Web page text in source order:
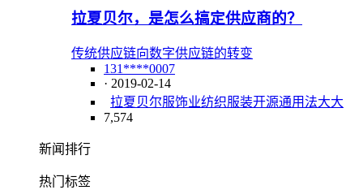
拉夏贝尔，是怎么搞定供应商的？
传统供应链向数字供应链的转变
131****0007
· 2019-02-14
拉夏贝尔服饰业纺织服装开源通用法大大
7,574
新闻排行
热门标签